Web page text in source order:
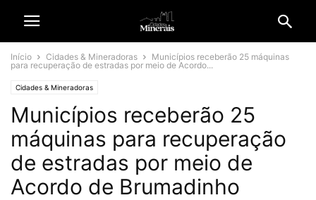
Início Cidades & Mineradoras
Municípios receberão 25 máquinas
para recuperação de estradas por meio de Acordo...
Cidades & Mineradoras
Municípios receberão 25
máquinas para recuperação
de estradas por meio de
Acordo de Brumadinho